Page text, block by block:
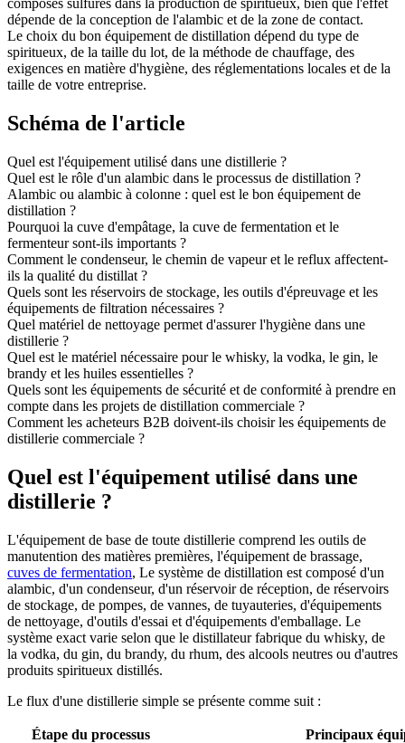
composés sulfurés dans la production de spiritueux, bien que l'effet
dépende de la conception de l'alambic et de la zone de contact.
Le choix du bon équipement de distillation dépend du type de
spiritueux, de la taille du lot, de la méthode de chauffage, des
exigences en matière d'hygiène, des réglementations locales et de la
taille de votre entreprise.
Schéma de l'article
Quel est l'équipement utilisé dans une distillerie ?
Quel est le rôle d'un alambic dans le processus de distillation ?
Alambic ou alambic à colonne : quel est le bon équipement de
distillation ?
Pourquoi la cuve d'empâtage, la cuve de fermentation et le
fermenteur sont-ils importants ?
Comment le condenseur, le chemin de vapeur et le reflux affectent-
ils la qualité du distillat ?
Quels sont les réservoirs de stockage, les outils d'épreuvage et les
équipements de filtration nécessaires ?
Quel matériel de nettoyage permet d'assurer l'hygiène dans une
distillerie ?
Quel est le matériel nécessaire pour le whisky, la vodka, le gin, le
brandy et les huiles essentielles ?
Quels sont les équipements de sécurité et de conformité à prendre en
compte dans les projets de distillation commerciale ?
Comment les acheteurs B2B doivent-ils choisir les équipements de
distillerie commerciale ?
Quel est l'équipement utilisé dans une
distillerie ?
L'équipement de base de toute distillerie comprend les outils de
manutention des matières premières, l'équipement de brassage,
cuves de fermentation, Le système de distillation est composé d'un
alambic, d'un condenseur, d'un réservoir de réception, de réservoirs
de stockage, de pompes, de vannes, de tuyauteries, d'équipements
de nettoyage, d'outils d'essai et d'équipements d'emballage. Le
système exact varie selon que le distillateur fabrique du whisky, de
la vodka, du gin, du brandy, du rhum, des alcools neutres ou d'autres
produits spiritueux distillés.
Le flux d'une distillerie simple se présente comme suit :
Étape du processus
Principaux